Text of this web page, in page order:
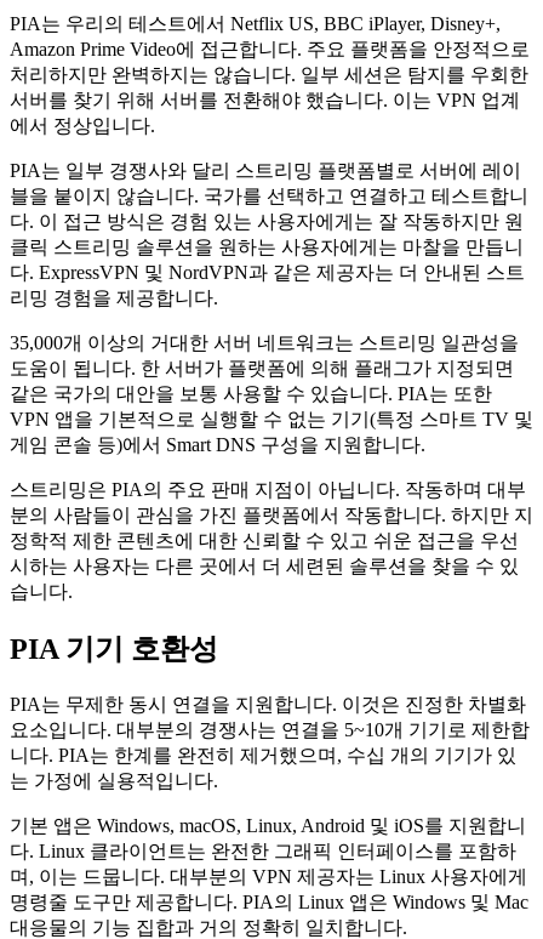
PIA는 우리의 테스트에서 Netflix US, BBC iPlayer, Disney+,
Amazon Prime Video에 접근합니다. 주요 플랫폼을 안정적으로
처리하지만 완벽하지는 않습니다. 일부 세션은 탐지를 우회한
서버를 찾기 위해 서버를 전환해야 했습니다. 이는 VPN 업계
에서 정상입니다.
PIA는 일부 경쟁사와 달리 스트리밍 플랫폼별로 서버에 레이
블을 붙이지 않습니다. 국가를 선택하고 연결하고 테스트합니
다. 이 접근 방식은 경험 있는 사용자에게는 잘 작동하지만 원
클릭 스트리밍 솔루션을 원하는 사용자에게는 마찰을 만듭니
다. ExpressVPN 및 NordVPN과 같은 제공자는 더 안내된 스트
리밍 경험을 제공합니다.
35,000개 이상의 거대한 서버 네트워크는 스트리밍 일관성을
도움이 됩니다. 한 서버가 플랫폼에 의해 플래그가 지정되면
같은 국가의 대안을 보통 사용할 수 있습니다. PIA는 또한
VPN 앱을 기본적으로 실행할 수 없는 기기(특정 스마트 TV 및
게임 콘솔 등)에서 Smart DNS 구성을 지원합니다.
스트리밍은 PIA의 주요 판매 지점이 아닙니다. 작동하며 대부
분의 사람들이 관심을 가진 플랫폼에서 작동합니다. 하지만 지
정학적 제한 콘텐츠에 대한 신뢰할 수 있고 쉬운 접근을 우선
시하는 사용자는 다른 곳에서 더 세련된 솔루션을 찾을 수 있
습니다.
PIA 기기 호환성
PIA는 무제한 동시 연결을 지원합니다. 이것은 진정한 차별화
요소입니다. 대부분의 경쟁사는 연결을 5~10개 기기로 제한합
니다. PIA는 한계를 완전히 제거했으며, 수십 개의 기기가 있
는 가정에 실용적입니다.
기본 앱은 Windows, macOS, Linux, Android 및 iOS를 지원합니
다. Linux 클라이언트는 완전한 그래픽 인터페이스를 포함하
며, 이는 드뭅니다. 대부분의 VPN 제공자는 Linux 사용자에게
명령줄 도구만 제공합니다. PIA의 Linux 앱은 Windows 및 Mac
대응물의 기능 집합과 거의 정확히 일치합니다.